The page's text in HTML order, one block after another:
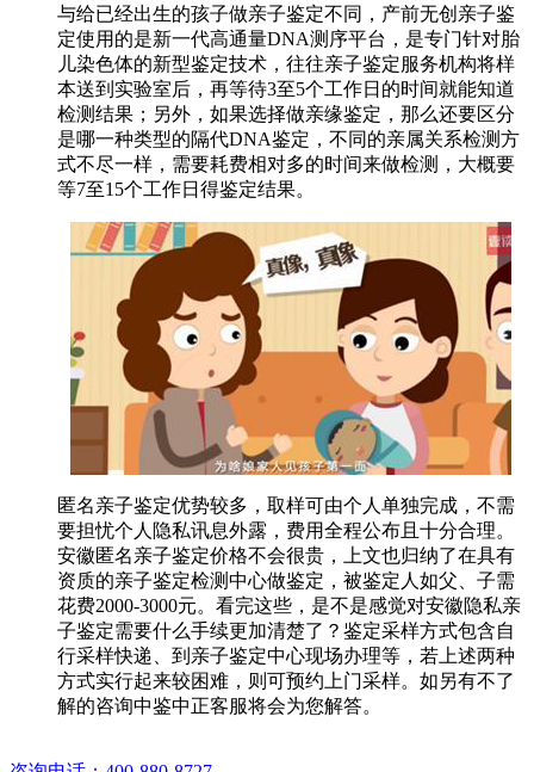
与给已经出生的孩子做亲子鉴定不同，产前无创亲子鉴
定使用的是新一代高通量DNA测序平台，是专门针对胎
儿染色体的新型鉴定技术，往往亲子鉴定服务机构将样
本送到实验室后，再等待3至5个工作日的时间就能知道
检测结果；另外，如果选择做亲缘鉴定，那么还要区分
是哪一种类型的隔代DNA鉴定，不同的亲属关系检测方
式不尽一样，需要耗费相对多的时间来做检测，大概要
等7至15个工作日得鉴定结果。
匿名亲子鉴定优势较多，取样可由个人单独完成，不需
要担忧个人隐私讯息外露，费用全程公布且十分合理。
安徽匿名亲子鉴定价格不会很贵，上文也归纳了在具有
资质的亲子鉴定检测中心做鉴定，被鉴定人如父、子需
花费2000-3000元。看完这些，是不是感觉对安徽隐私亲
子鉴定需要什么手续更加清楚了？鉴定采样方式包含自
行采样快递、到亲子鉴定中心现场办理等，若上述两种
方式实行起来较困难，则可预约上门采样。如另有不了
解的咨询中鉴中正客服将会为您解答。